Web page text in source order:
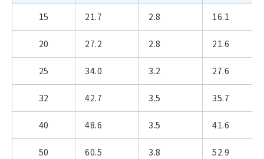
15 21.7 2.8 16.1
20 27.2 2.8 21.6
25 34.0 3.2 27.6
32 42.7 3.5 35.7
40 48.6 3.5 41.6
50 60.5 3.8 52.9